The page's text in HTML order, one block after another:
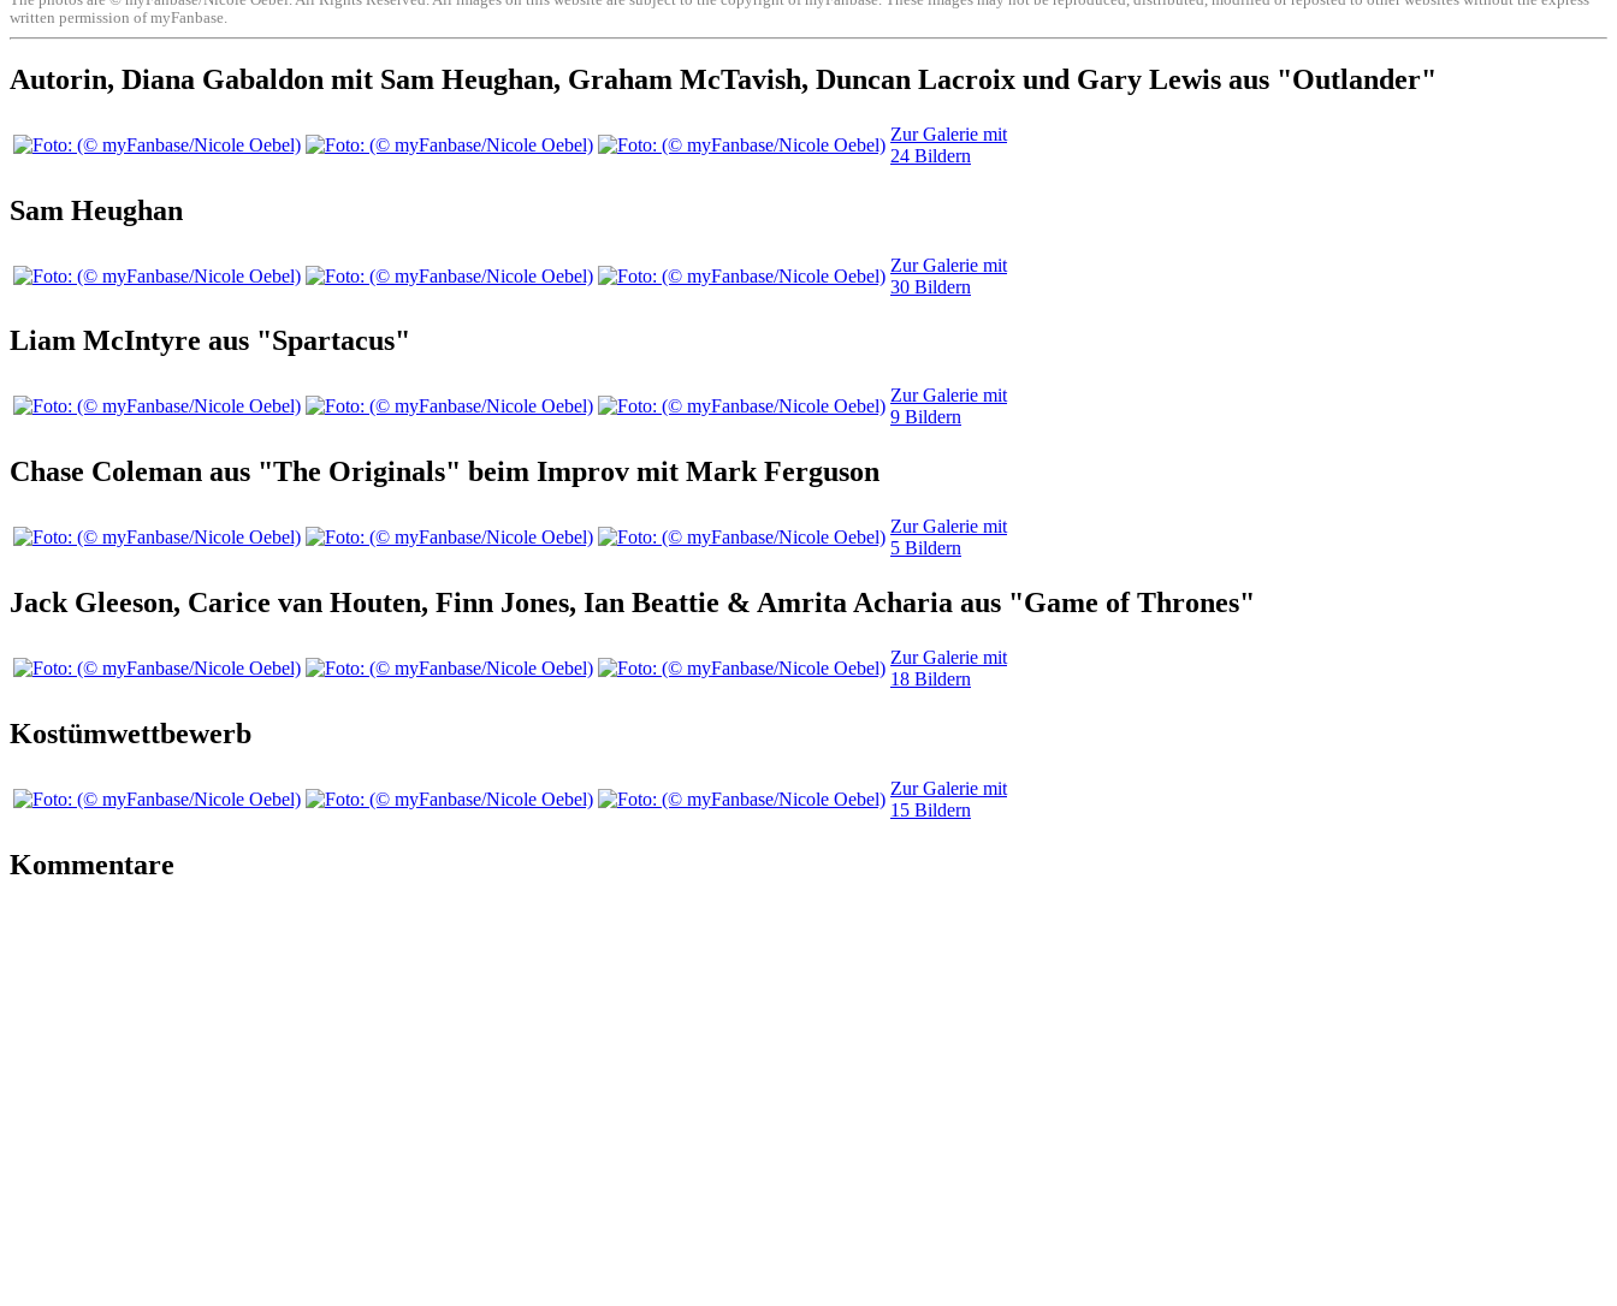
written permission of myFanbase.
Autorin, Diana Gabaldon mit Sam Heughan, Graham McTavish, Duncan Lacroix und Gary Lewis aus "Outlander"
Zur Galerie mit
24 Bildern
Sam Heughan
Zur Galerie mit
30 Bildern
Liam McIntyre aus "Spartacus"
Zur Galerie mit
9 Bildern
Chase Coleman aus "The Originals" beim Improv mit Mark Ferguson
Zur Galerie mit
5 Bildern
Jack Gleeson, Carice van Houten, Finn Jones, Ian Beattie & Amrita Acharia aus "Game of Thrones"
Zur Galerie mit
18 Bildern
Kostümwettbewerb
Zur Galerie mit
15 Bildern
Kommentare